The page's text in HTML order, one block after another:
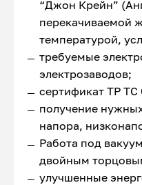
“Джон Крейн”
перекачиваемой
температурой,
требуемые
электрозаводов;
сертификат ТР ТС
получение
напора,
Работа под
двойным
улучшенные